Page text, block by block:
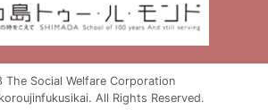
The Social Welfare Corporation
All Rights Reserved.